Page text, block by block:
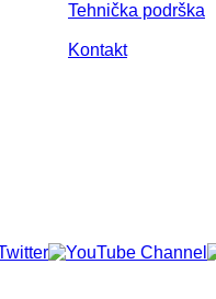
Tehnička podrška
Kontakt